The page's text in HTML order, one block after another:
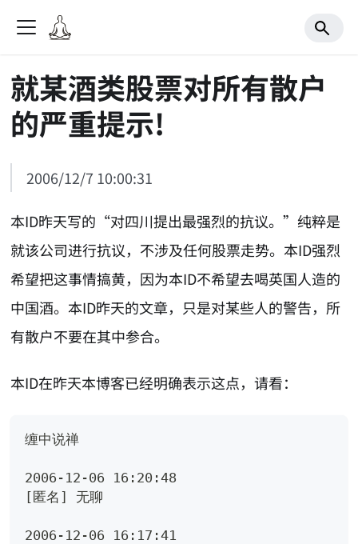
就某酒类股票对所有散户
的严重提示!
2006/12/7 10:00:31
本ID昨天写的“对四川提出最强烈的抗议。”纯粹是
就该公司进行抗议，不涉及任何股票走势。本ID强烈
希望把这事情搞黄，因为本ID不希望去喝英国人造的
中国酒。本ID昨天的文章，只是对某些人的警告，所
有散户不要在其中参合。
本ID在昨天本博客已经明确表示这点，请看：
缠中说禅
2006-12-06 16:20:48
[匿名] 无聊
2006-12-06 16:17:41